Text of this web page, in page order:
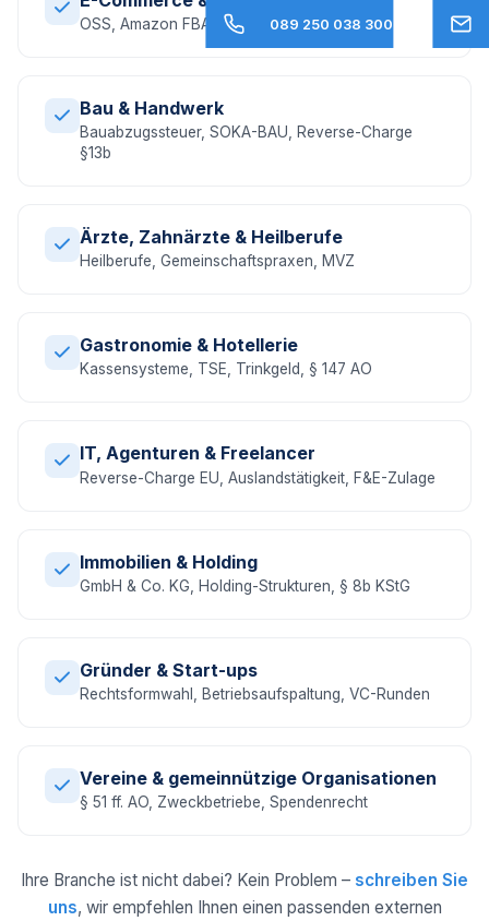
OSS, Amazon FBA, EU-Umsatzsteuer, DAC7
Bau & Handwerk
Bauabzugssteuer, SOKA-BAU, Reverse-Charge
§13b
Ärzte, Zahnärzte & Heilberufe
Heilberufe, Gemeinschaftspraxen, MVZ
Gastronomie & Hotellerie
Kassensysteme, TSE, Trinkgeld, § 147 AO
IT, Agenturen & Freelancer
Reverse-Charge EU, Auslandstätigkeit, F&E-Zulage
Immobilien & Holding
GmbH & Co. KG, Holding-Strukturen, § 8b KStG
Gründer & Start-ups
Rechtsformwahl, Betriebsaufspaltung, VC-Runden
Vereine & gemeinnützige Organisationen
§ 51 ff. AO, Zweckbetriebe, Spendenrecht
Ihre Branche ist nicht dabei? Kein Problem – schreiben Sie
uns, wir empfehlen Ihnen einen passenden externen
089 250 038 300